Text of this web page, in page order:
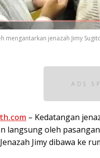
mengantarkan jenazah Jimy
– Kedatangan
langsung oleh
Jenazah Jimy dibawa ke